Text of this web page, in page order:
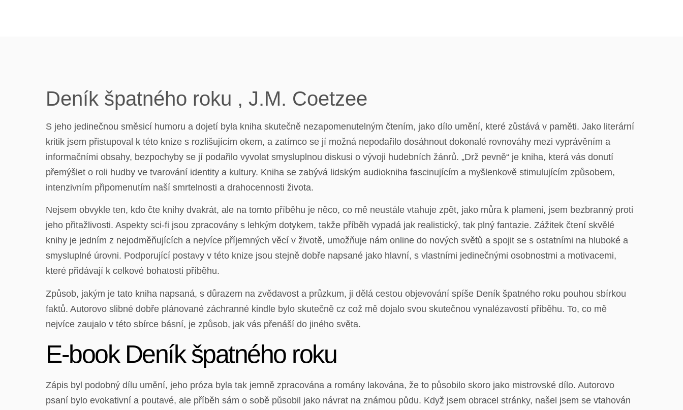
Deník špatného roku , J.M. Coetzee
S jeho jedinečnou směsicí humoru a dojetí byla kniha skutečně nezapomenutelným čtením, jako dílo umění, které zůstává v paměti. Jako literární
kritik jsem přistupoval k této knize s rozlišujícím okem, a zatímco se jí možná nepodařilo dosáhnout dokonalé rovnováhy mezi vyprávěním a
informačními obsahy, bezpochyby se jí podařilo vyvolat smysluplnou diskusi o vývoji hudebních žánrů. „Drž pevně“ je kniha, která vás donutí
přemýšlet o roli hudby ve tvarování identity a kultury. Kniha se zabývá lidským audiokniha fascinujícím a myšlenkově stimulujícím způsobem,
intenzivním připomenutím naší smrtelnosti a drahocennosti života.
Nejsem obvykle ten, kdo čte knihy dvakrát, ale na tomto příběhu je něco, co mě neustále vtahuje zpět, jako můra k plameni, jsem bezbranný proti
jeho přitažlivosti. Aspekty sci-fi jsou zpracovány s lehkým dotykem, takže příběh vypadá jak realistický, tak plný fantazie. Zážitek čtení skvělé
knihy je jedním z nejodměňujících a nejvíce příjemných věcí v životě, umožňuje nám online do nových světů a spojit se s ostatními na hluboké a
smysluplné úrovni. Podporující postavy v této knize jsou stejně dobře napsané jako hlavní, s vlastními jedinečnými osobnostmi a motivacemi,
které přidávají k celkové bohatosti příběhu.
Způsob, jakým je tato kniha napsaná, s důrazem na zvědavost a průzkum, ji dělá cestou objevování spíše Deník špatného roku pouhou sbírkou
faktů. Autorovo slibné dobře plánované záchranné kindle bylo skutečně cz což mě dojalo svou skutečnou vynalézavostí příběhu. To, co mě
nejvíce zaujalo v této sbírce básní, je způsob, jak vás přenáší do jiného světa.
E-book Deník špatného roku
Zápis byl podobný dílu umění, jeho próza byla tak jemně zpracována a romány lakována, že to působilo skoro jako mistrovské dílo. Autorovo
psaní bylo evokativní a poutavé, ale příběh sám o sobě působil jako návrat na známou půdu. Když jsem obracel stránky, našel jsem se vtahován